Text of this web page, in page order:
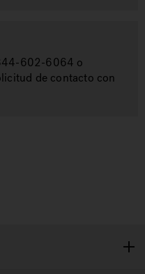
602-6064 o
de contacto con